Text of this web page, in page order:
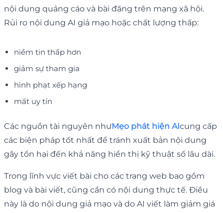
nội dung quảng cáo và bài đăng trên mạng xã hội.
Rủi ro nội dung AI giả mạo hoặc chất lượng thấp:
niềm tin thấp hơn
giảm sự tham gia
hình phạt xếp hạng
mất uy tín
Các nguồn tài nguyên nhưMẹo phát hiện AIcung cấp
các biện pháp tốt nhất để tránh xuất bản nội dung
gây tổn hại đến khả năng hiển thị kỹ thuật số lâu dài.
Trong lĩnh vực viết bài cho các trang web bao gồm
blog và bài viết, cũng cần có nội dung thực tế. Điều
này là do nội dung giả mạo và do AI viết làm giảm giá